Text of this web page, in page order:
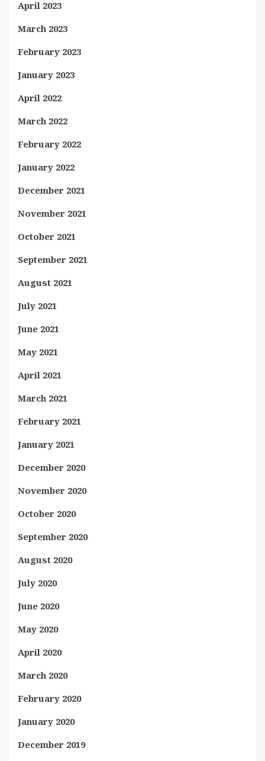
April 2023
March 2023
February 2023
January 2023
April 2022
March 2022
February 2022
January 2022
December 2021
November 2021
October 2021
September 2021
August 2021
July 2021
June 2021
May 2021
April 2021
March 2021
February 2021
January 2021
December 2020
November 2020
October 2020
September 2020
August 2020
July 2020
June 2020
May 2020
April 2020
March 2020
February 2020
January 2020
December 2019